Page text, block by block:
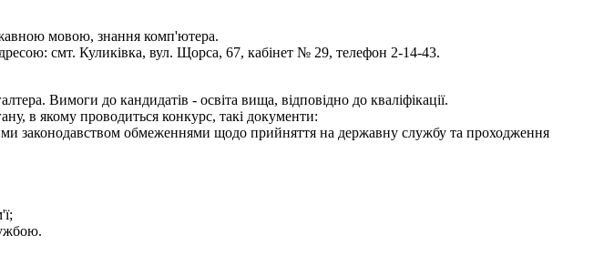
мовою, знання комп'ютера.
смт. Куликівка, вул. Щорса, 67, кабінет № 29, телефон 2-14-43.
Вимоги до кандидатів - освіта вища, відповідно до кваліфікації.
в якому проводиться конкурс, такі документи:
законодавством обмеженнями щодо прийняття на державну службу та проходження